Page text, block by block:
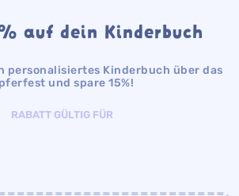
auf dein Kinderbuch
personalisiertes Kinderbuch über das
und spare 15%!
RABATT GÜLTIG FÜR